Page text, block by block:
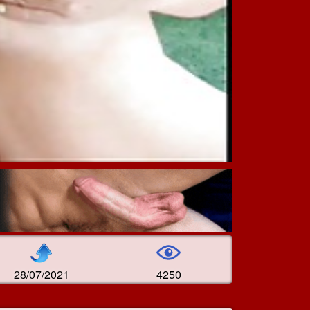
28/07/2021 4250